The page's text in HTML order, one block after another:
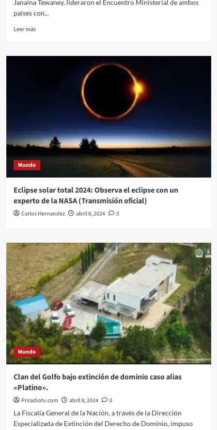
Janaina Tewaney, lideraron el Encuentro Ministerial de ambos
países con...
Leer másLeer
Colombia
Mundo
Eclipse solar total 2024: Observa el eclipse con un
experto de la NASA (Transmisión oficial)
Carlos Hernandez abril 8, 2024 0
Mundo
Clan del Golfo bajo extinción de dominio caso alias
«Platino».
Priradiotv.com abril 8, 2024
0
La Fiscalía General de la Nación, a través de la Dirección
Especializada de Extinción del Derecho de Dominio, impuso